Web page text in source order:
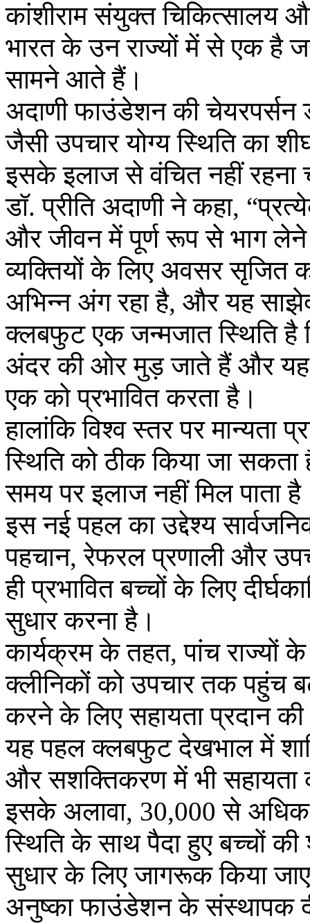
कांशीराम संयुक्त चिकित्सालय
भारत के उन राज्यों में से एक है
सामने आते हैं।
अदाणी फाउंडेशन की चेयरपर्सन
जैसी उपचार योग्य स्थिति का
इसके इलाज से वंचित नहीं रहना
डॉ. प्रीति अदाणी ने कहा,
और जीवन में पूर्ण रूप से भाग लेने
व्यक्तियों के लिए अवसर सृजित
अभिन्न अंग रहा है, और यह
क्लबफुट एक जन्मजात स्थिति है
अंदर की ओर मुड़ जाते हैं और
एक को प्रभावित करता है।
हालांकि विश्व स्तर पर मान्यता
स्थिति को ठीक किया जा सकता
समय पर इलाज नहीं मिल पाता
इस नई पहल का उद्देश्य
पहचान, रेफरल प्रणाली और
ही प्रभावित बच्चों के लिए
सुधार करना है।
कार्यक्रम के तहत, पांच राज्यों
क्लीनिकों को उपचार तक पहुंच
करने के लिए सहायता प्रदान की
यह पहल क्लबफुट देखभाल में
और सशक्तिकरण में भी सहायता
इसके अलावा, 30,000 से अधिक
स्थिति के साथ पैदा हुए बच्चों
सुधार के लिए जागरूक किया
अनुष्का फाउंडेशन के संस्थापक